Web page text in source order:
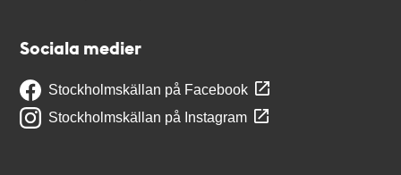
Sociala medier
Stockholmskällan på Facebook
Stockholmskällan på Instagram